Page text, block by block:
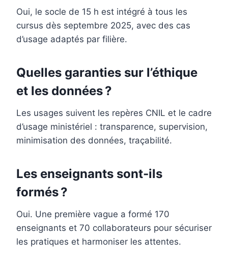
Oui, le socle de 15 h est intégré à tous les
cursus dès septembre 2025, avec des cas
d’usage adaptés par filière.
Quelles garanties sur l’éthique
et les données ?
Les usages suivent les repères CNIL et le cadre
d’usage ministériel : transparence, supervision,
minimisation des données, traçabilité.
Les enseignants sont‑ils
formés ?
Oui. Une première vague a formé 170
enseignants et 70 collaborateurs pour sécuriser
les pratiques et harmoniser les attentes.